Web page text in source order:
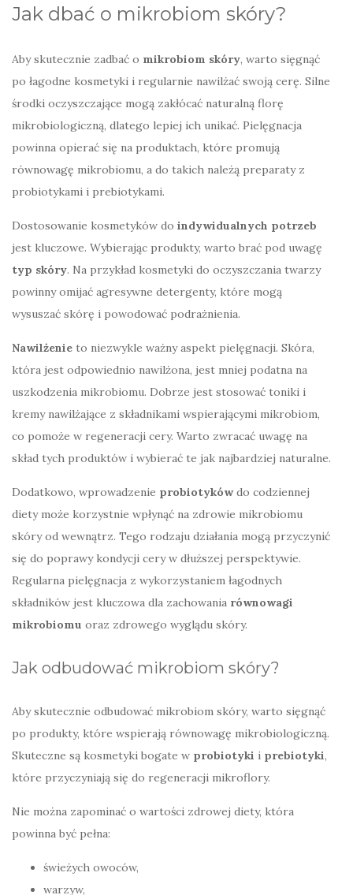
Jak dbać o mikrobiom skóry?
Aby skutecznie zadbać o mikrobiom skóry, warto sięgnąć
po łagodne kosmetyki i regularnie nawilżać swoją cerę. Silne
środki oczyszczające mogą zakłócać naturalną florę
mikrobiologiczną, dlatego lepiej ich unikać. Pielęgnacja
powinna opierać się na produktach, które promują
równowagę mikrobiomu, a do takich należą preparaty z
probiotykami i prebiotykami.
Dostosowanie kosmetyków do indywidualnych potrzeb
jest kluczowe. Wybierając produkty, warto brać pod uwagę
typ skóry. Na przykład kosmetyki do oczyszczania twarzy
powinny omijać agresywne detergenty, które mogą
wysuszać skórę i powodować podrażnienia.
Nawilżenie to niezwykle ważny aspekt pielęgnacji. Skóra,
która jest odpowiednio nawilżona, jest mniej podatna na
uszkodzenia mikrobiomu. Dobrze jest stosować toniki i
kremy nawilżające z składnikami wspierającymi mikrobiom,
co pomoże w regeneracji cery. Warto zwracać uwagę na
skład tych produktów i wybierać te jak najbardziej naturalne.
Dodatkowo, wprowadzenie probiotyków do codziennej
diety może korzystnie wpłynąć na zdrowie mikrobiomu
skóry od wewnątrz. Tego rodzaju działania mogą przyczynić
się do poprawy kondycji cery w dłuższej perspektywie.
Regularna pielęgnacja z wykorzystaniem łagodnych
składników jest kluczowa dla zachowania równowagi
mikrobiomu oraz zdrowego wyglądu skóry.
Jak odbudować mikrobiom skóry?
Aby skutecznie odbudować mikrobiom skóry, warto sięgnąć
po produkty, które wspierają równowagę mikrobiologiczną.
Skuteczne są kosmetyki bogate w probiotyki i prebiotyki,
które przyczyniają się do regeneracji mikroflory.
Nie można zapominać o wartości zdrowej diety, która
powinna być pełna:
świeżych owoców,
warzyw,